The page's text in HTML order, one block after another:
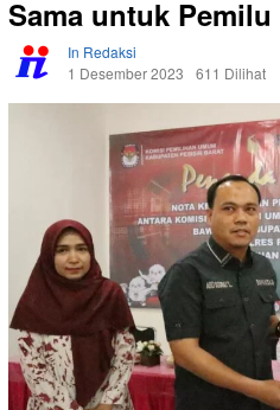
Sama untuk Pemilu
In Redaksi
1 Desember 2023
611 Dilihat